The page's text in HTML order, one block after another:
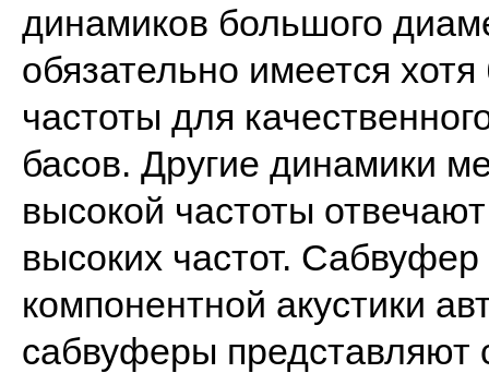
динамиков большого
обязательно имеется
частоты для
басов. Другие динамики
высокой частоты
высоких частот.
компонентной акустики
сабвуферы представляют